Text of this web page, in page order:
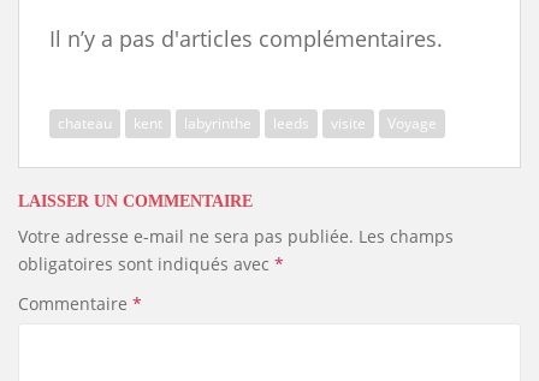
e
b
k
t
n
i d
s
s
e y
k
r
Il n’y a pas d'articles complémentaires.
chateau kent labyrinthe leeds visite Voyage
LAISSER UN COMMENTAIRE
Votre adresse e-mail ne sera pas publiée. Les champs
obligatoires sont indiqués avec *
Commentaire *